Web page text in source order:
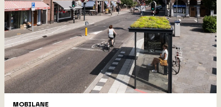
MOBILANE